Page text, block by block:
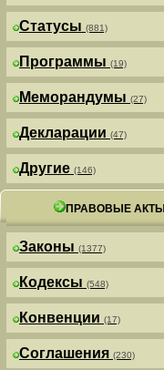
Статусы (881)
Программы (19)
Меморандумы (27)
Декларации (47)
Другие (146)
ПРАВОВЫЕ
Законы (1377)
Кодексы (548)
Конвенции (17)
Соглашения (230)